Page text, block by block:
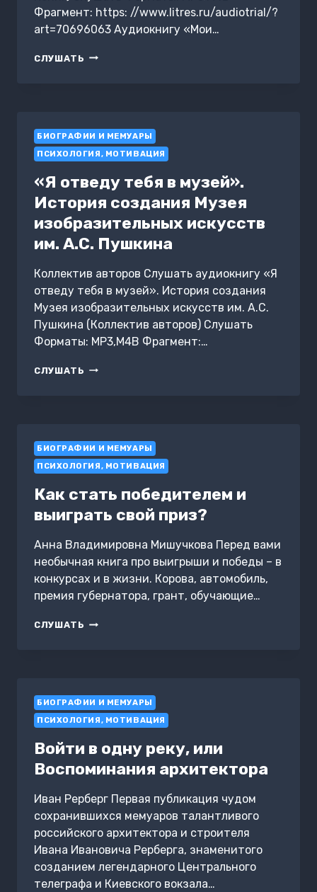
Фрагмент: https: //www.litres.ru/audiotrial/?
art=70696063 Аудиокнигу «Мои…
СЛУШАТЬ МОИ
ВЫЖИВШЕЙ
В
КОНЦЛАГЕРЕ
БИОГРАФИИ И МЕМУАРЫ
ПСИХОЛОГИЯ, МОТИВАЦИЯ
«Я отведу тебя в музей».
История создания Музея
изобразительных искусств
им. А.С. Пушкина
Коллектив авторов Слушать аудиокнигу «Я
отведу тебя в музей». История создания
Музея изобразительных искусств им. А.С.
Пушкина (Коллектив авторов) Слушать
Форматы: MP3,M4B Фрагмент:…
СЛУШАТЬ «Я
СОЗДАНИЯ
МУЗЕЯ
ИЗОБРАЗИТЕЛЬНЫХ
ИСКУССТВ
ИМ.
А.С.
БИОГРАФИИ И МЕМУАРЫ
ПСИХОЛОГИЯ, МОТИВАЦИЯ
Как стать победителем и
выиграть свой приз?
Анна Владимировна Мишучкова Перед вами
необычная книга про выигрыши и победы – в
конкурсах и в жизни. Корова, автомобиль,
премия губернатора, грант, обучающие…
СЛУШАТЬ КАК
ПРИЗ?
БИОГРАФИИ И МЕМУАРЫ
ПСИХОЛОГИЯ, МОТИВАЦИЯ
Войти в одну реку, или
Воспоминания архитектора
Иван Рерберг Первая публикация чудом
сохранившихся мемуаров талантливого
российского архитектора и строителя
Ивана Ивановича Рерберга, знаменитого
созданием легендарного Центрального
телеграфа и Киевского вокзала…